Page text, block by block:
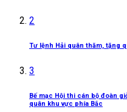
2
Tư lệnh Hải quân thăm, tặng
3
Bế mạc Hội thi cán bộ đoàn
quân khu vực phía Bắc